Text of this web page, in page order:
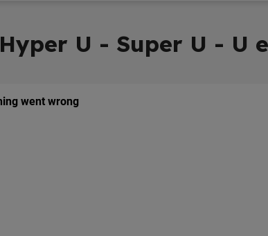
Hyper U - Super U - U